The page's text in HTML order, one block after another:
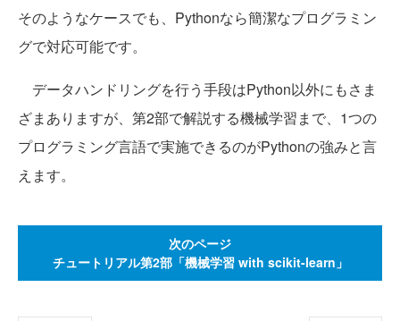
そのようなケースでも、Pythonなら簡潔なプログラミン
グで対応可能です。
データハンドリングを行う手段はPython以外にもさま
ざまありますが、第2部で解説する機械学習まで、1つの
プログラミング言語で実施できるのがPythonの強みと言
えます。
次のページ
チュートリアル第2部「機械学習 with scikit-learn」